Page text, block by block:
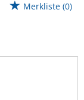
Merkliste (0)